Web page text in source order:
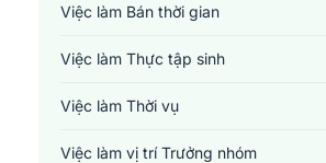
Y tế - Chăm sóc sức khỏe
Việc làm Bán thời gian
Việc làm Thực tập sinh
Việc làm Thời vụ
Việc làm vị trí Trưởng nhóm